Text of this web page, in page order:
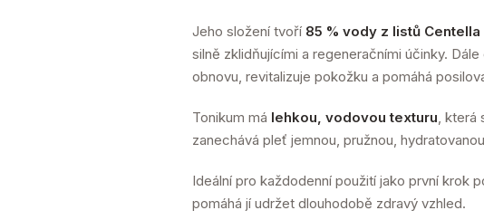
Jeho složení tvoří 85 % vody z listů
silně zklidňujícími a regeneračními účinky. Dále
obnovu, revitalizuje pokožku a pomáhá
Tonikum má lehkou, vodovou texturu, která
zanechává pleť jemnou, pružnou,
Ideální pro každodenní použití jako první krok
pomáhá jí udržet dlouhodobě zdravý vzhled.